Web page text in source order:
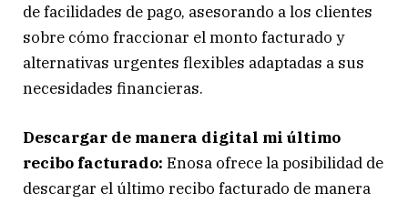
de facilidades de pago, asesorando a los clientes
sobre cómo fraccionar el monto facturado y
alternativas urgentes flexibles adaptadas a sus
necesidades financieras.
Descargar de manera digital mi último
recibo facturado: Enosa ofrece la posibilidad de
descargar el último recibo facturado de manera